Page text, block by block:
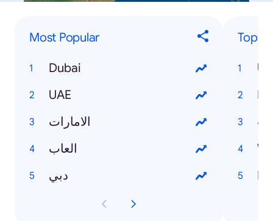
Most Popular
Dubai
UAE
الامارات
العاب
دبي
Top